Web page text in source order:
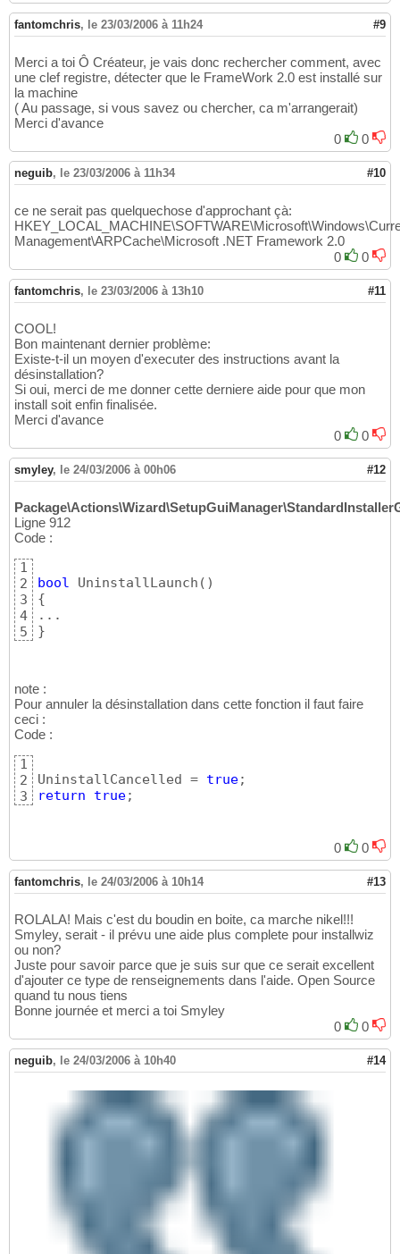
fantomchris, le 23/03/2006 à 11h24 #9
Merci a toi Ô Créateur, je vais donc rechercher comment, avec
une clef registre, détecter que le FrameWork 2.0 est installé sur
la machine
( Au passage, si vous savez ou chercher, ca m'arrangerait)
Merci d'avance
0
0
neguib, le 23/03/2006 à 11h34 #10
ce ne serait pas quelquechose d'approchant çà:
Management\ARPCache\Microsoft .NET Framework 2.0
0
0
fantomchris, le 23/03/2006 à 13h10 #11
COOL!
Bon maintenant dernier problème:
Existe-t-il un moyen d'executer des instructions avant la
désinstallation?
Si oui, merci de me donner cette derniere aide pour que mon
install soit enfin finalisée.
Merci d'avance
0
0
smyley, le 24/03/2006 à 00h06 #12
Ligne 912
Code :
1
2
3
4
5
bool UninstallLaunch ( )
{
}
note :
Pour annuler la désinstallation dans cette fonction il faut faire
ceci :
Code :
1
2
3
UninstallCancelled = true
return
true;
0 0
fantomchris, le 24/03/2006 à 10h14 #13
ROLALA! Mais c'est du boudin en boite, ca marche nikel!!!
Smyley, serait - il prévu une aide plus complete pour installwiz
ou non?
Juste pour savoir parce que je suis sur que ce serait excellent
d'ajouter ce type de renseignements dans l'aide. Open Source
quand tu nous tiens
Bonne journée et merci a toi Smyley
0
0
neguib, le 24/03/2006 à 10h40 #14